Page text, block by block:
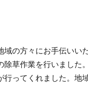
の方々にお手伝いい
除草作業を行いました
行ってくれました。地